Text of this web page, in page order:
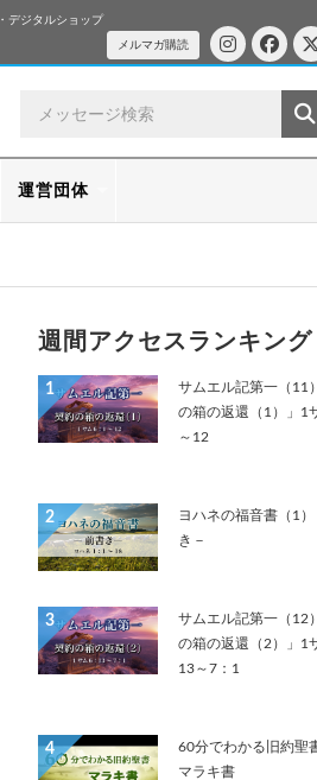
デジタルショップ
メルマガ購読
運営団体
週間アクセスランキング
1
サムエル記第一（11
の箱の返還（1）」1
～12
2
ヨハネの福音書（1
き－
3
サムエル記第一（12
の箱の返還（2）」1
13～7：1
4
60分でわかる旧約聖
マラキ書